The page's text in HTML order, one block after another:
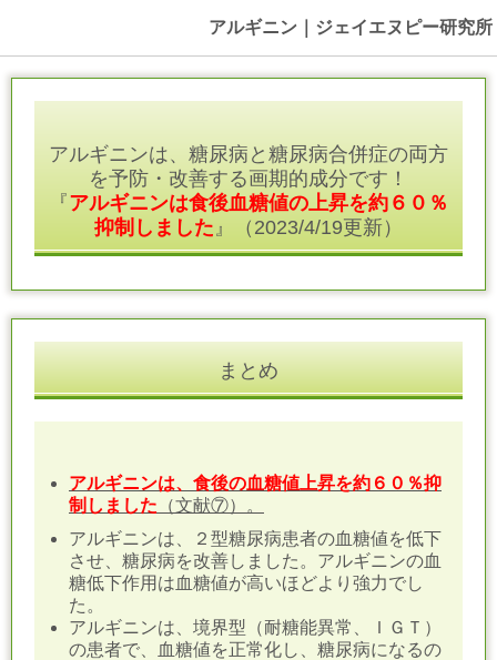
アルギニン｜ジェイエヌピー研究所
アルギニンは、糖尿病と糖尿病合併症の両方
を予防・改善する画期的成分です！
『アルギニンは食後血糖値の上昇を約６０％
抑制しました』（2023/4/19更新）
まとめ
アルギニンは、食後の血糖値上昇を約６０％抑
制しました （文献⑦）。
アルギニンは、２型糖尿病患者の血糖値を低下
させ、糖尿病を改善しました。アルギニンの血
糖低下作用は血糖値が高いほどより強力でし
た。
アルギニンは、境界型（耐糖能異常、ＩＧＴ）
の患者で、血糖値を正常化し、糖尿病になるの